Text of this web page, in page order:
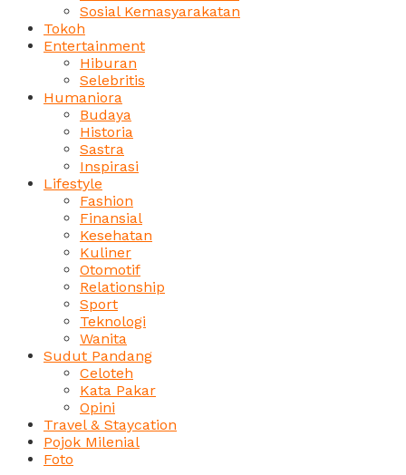
Sosial Kemasyarakatan
Tokoh
Entertainment
Hiburan
Selebritis
Humaniora
Budaya
Historia
Sastra
Inspirasi
Lifestyle
Fashion
Finansial
Kesehatan
Kuliner
Otomotif
Relationship
Sport
Teknologi
Wanita
Sudut Pandang
Celoteh
Kata Pakar
Opini
Travel & Staycation
Pojok Milenial
Foto